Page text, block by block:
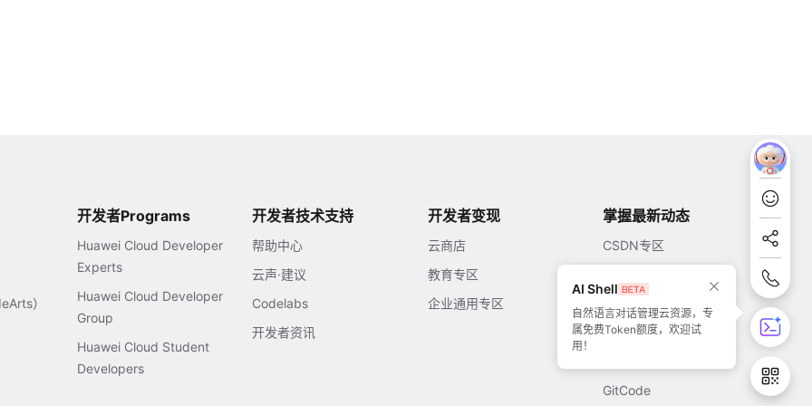
）
开发者Programs
Huawei Cloud Developer
Experts
Huawei Cloud Developer
Group
Huawei Cloud Student
Developers
开发者技术支持
帮助中心
云声·建议
Codelabs
开发者资讯
开发者变现
云商店
教育专区
企业通用专区
掌握最新动态
CSDN专区
51CTO
GitCode
AI Shell
自然语言对话管理云资源，专
属免费Token额度，欢迎试
用！